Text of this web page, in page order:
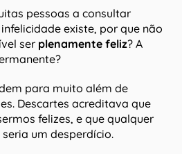
pessoas a consultar
existe, por que não
ser plenamente feliz? A
para muito além de
Descartes acreditava que
felizes, e que qualquer
um desperdício.